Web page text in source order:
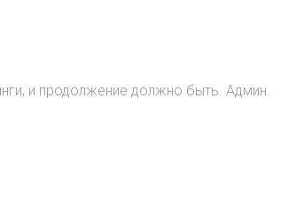
и продолжение должно быть. Админ.